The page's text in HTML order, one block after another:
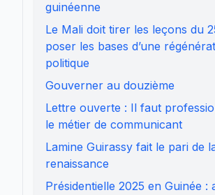
guinéenne
Le Mali doit tirer les leçons du
poser les bases d’une
politique
Gouverner au douzième
Lettre ouverte : Il faut
le métier de communicant
Lamine Guirassy fait le pari de
renaissance
Présidentielle 2025 en Guinée :